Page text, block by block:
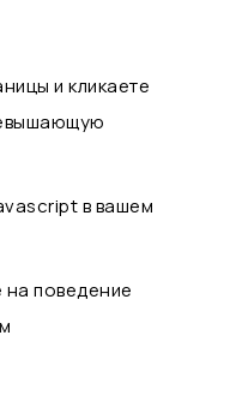
и кликаете
в вашем
поведение